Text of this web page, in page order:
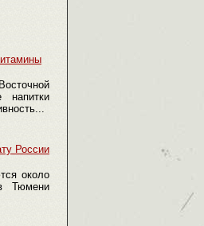
напитки
России
около
Тюмени